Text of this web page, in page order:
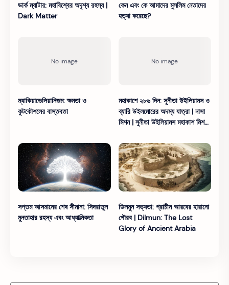
ডার্ক ম্যাটার: মহাবিশ্বের অদৃশ্য রহস্য |
Dark Matter
কেন এবং কে আমাদের মুসলিম নেতাদের
হত্যা করেছে?
ম্যাকিয়াভেলিয়ানিজম: ক্ষমতা ও
কূটকৌশলের বাস্তবতা
মহাকাশে ২৮৬ দিন: সুনীতা উইলিয়ামস ও
ব্যারি উইলমোরের অদম্য যাত্রা | নাসা
মিশন | সুনীতা উইলিয়ামস মহাকাশ মিশন |
সপ্তম আসমানের শেষ সীমানা: সিদরাতুল
মুনতাহার রহস্য এবং আধ্যাত্মিকতা
ডিলমুন সভ্যতা: প্রাচীন আরবের হারানো
গৌরব | Dilmun: The Lost
Glory of Ancient Arabia